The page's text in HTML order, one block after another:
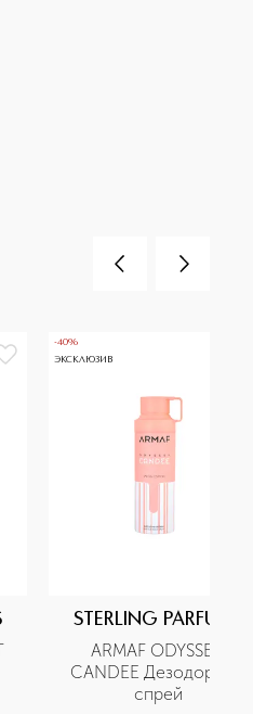
-40%
ЭКСКЛЮЗИВ
STERLING PARFUMS
ARMAF ODYSSEY
CANDEE Дезодорант-
cпрей